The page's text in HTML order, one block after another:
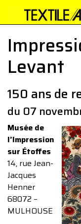
Levant
150 ans de
du 07
Musée de
l’Impression
sur Étoffes
14, rue Jean-
Jacques
Henner
68072 –
MULHOUSE